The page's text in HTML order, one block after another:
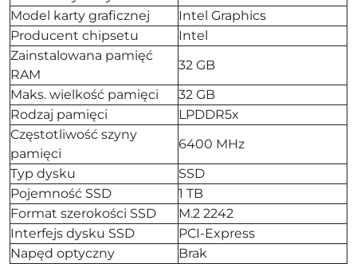
Model karty graficznej
Intel Graphics
Producent chipsetu
Intel
Zainstalowana pamięć
RAM
32 GB
Maks. wielkość pamięci
32 GB
Rodzaj pamięci
LPDDR5x
Częstotliwość szyny
pamięci
6400 MHz
Typ dysku
SSD
Pojemność SSD
1 TB
Format szerokości SSD
M.2 2242
Interfejs dysku SSD
PCI-Express
Napęd optyczny
Brak